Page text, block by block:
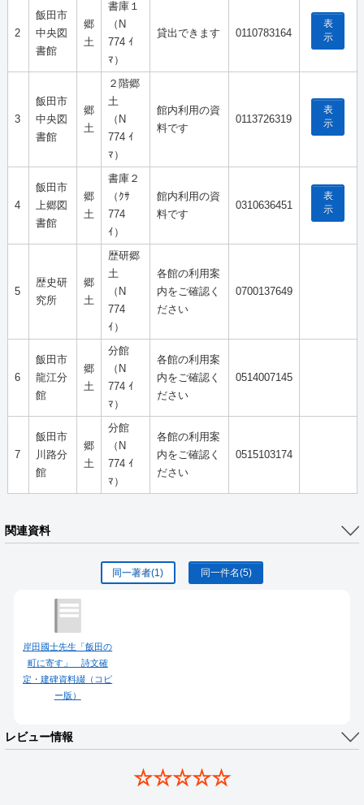
2
飯田市
中央図
書館
郷
土
書庫１
（N
774 ｲ
ﾏ）
貸出できます 0110783164
表
示
3
飯田市
中央図
書館
郷
土
２階郷
土
（N
774 ｲ
ﾏ）
館内利用の資
料です
0113726319
表
示
4
飯田市
上郷図
書館
郷
土
書庫２
（ｸｻ
774
ｲ）
館内利用の資
料です
0310636451
表
示
5
歴史研
究所
郷
土
歴研郷
土
（N
774
ｲ）
各館の利用案
内をご確認く
ださい
0700137649
6
飯田市
龍江分
館
郷
土
分館
（N
774 ｲ
ﾏ）
各館の利用案
内をご確認く
ださい
0514007145
7
飯田市
川路分
館
郷
土
分館
（N
774 ｲ
ﾏ）
各館の利用案
内をご確認く
ださい
0515103174
関連資料
同一著者(1) 同一件名(5)
岸田國士先生「飯田の
町に寄す」 詩文確
定・建碑資料綴（コピ
ー版）
レビュー情報
☆☆☆☆☆